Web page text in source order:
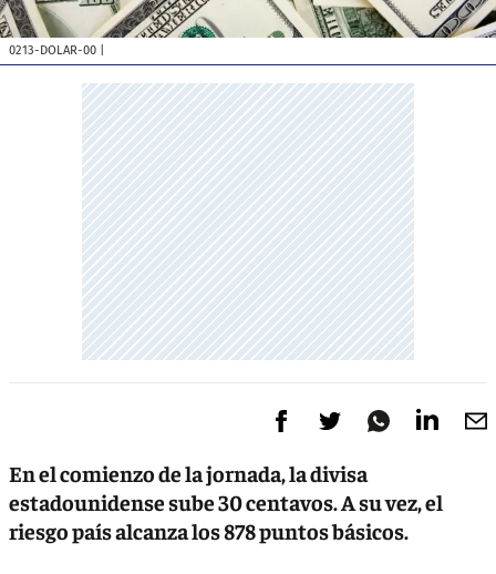
0213-DOLAR-00
En el comienzo de la jornada, la divisa
estadounidense sube 30 centavos. A su vez, el
riesgo país alcanza los 878 puntos básicos.